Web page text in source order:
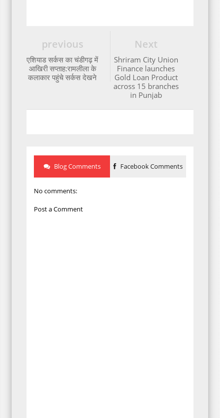
Next
Shriram City Union
Finance launches
Gold Loan Product
across 15 branches
in Punjab
previous
एशियाड सर्कस का चंडीगढ़ में
आखिरी सप्ताह:रामलीला के
कलाकार पहुंचे सर्कस देखने
Blog Comments Facebook Comments
No comments:
Post a Comment